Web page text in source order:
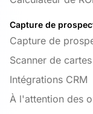
Capture de
Capture de
Scanner de
Intégrations CRM
À l'attention des